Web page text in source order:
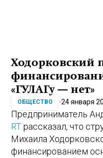
Ходорковский
«ГУЛАГу — нет»
ОБЩЕСТВО 24 января
Предприниматель
RTрассказал, что
Михаила
финансированием